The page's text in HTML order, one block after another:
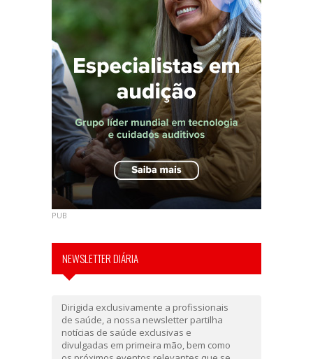
PUB
NEWSLETTER DIÁRIA
Dirigida exclusivamente a profissionais
de saúde, a nossa newsletter partilha
notícias de saúde exclusivas e
divulgadas em primeira mão, bem como